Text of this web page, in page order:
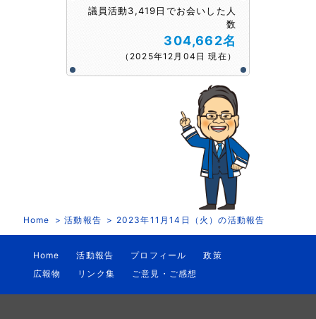
議員活動3,419日でお会いした人
数
304,662名
（2025年12月04日 現在）
Home 活動報告 2023年11月14日（火）の活動報告
Home 活動報告 プロフィール
政策
広報物
リンク集 ご意見・ご感想